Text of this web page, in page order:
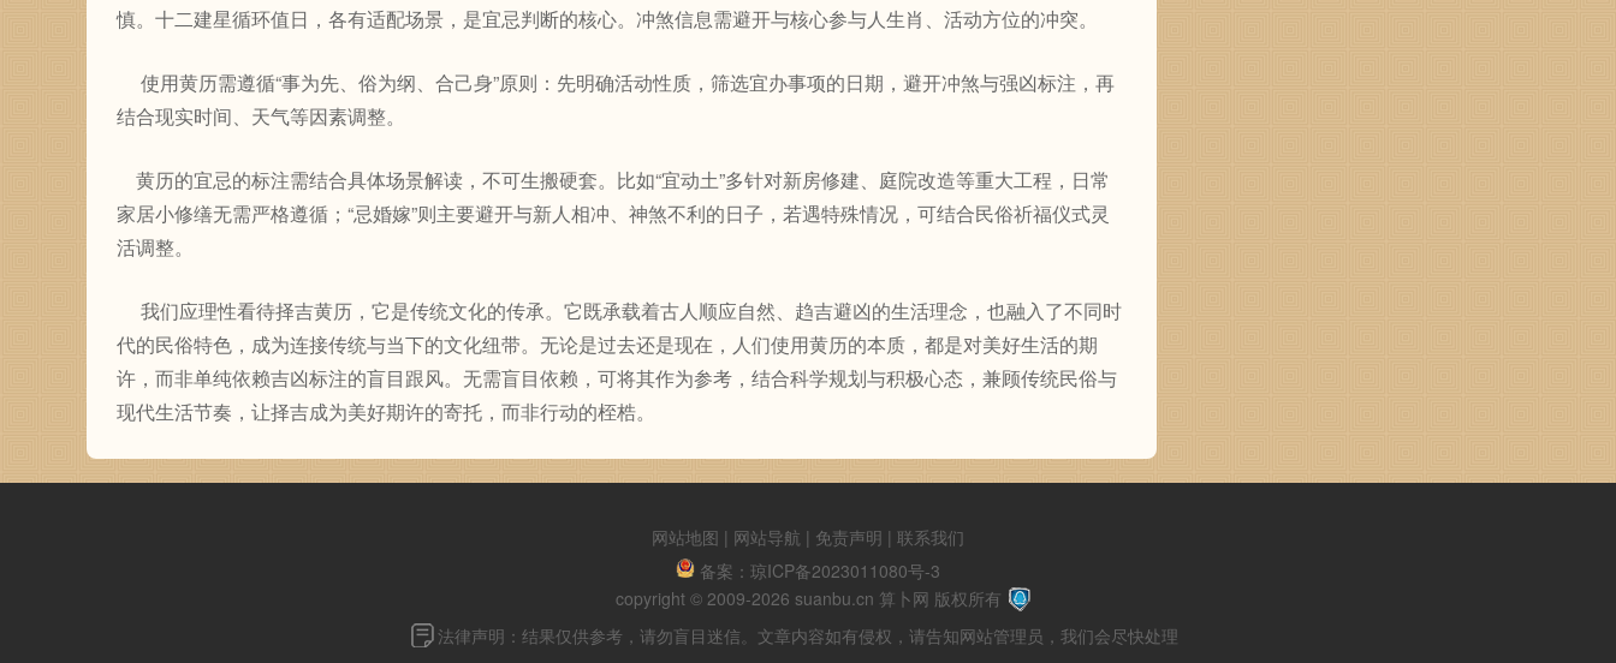
慎。十二建星循环值日，各有适配场景，是宜忌判断的核心。冲煞信息需避开与核心参与人生肖、活动方位的冲突。
使用黄历需遵循“事为先、俗为纲、合己身”原则：先明确活动性质，筛选宜办事项的日期，避开冲煞与强凶标注，再
结合现实时间、天气等因素调整。
黄历的宜忌的标注需结合具体场景解读，不可生搬硬套。比如“宜动土”多针对新房修建、庭院改造等重大工程，日常
家居小修缮无需严格遵循；“忌婚嫁”则主要避开与新人相冲、神煞不利的日子，若遇特殊情况，可结合民俗祈福仪式灵
活调整。
我们应理性看待择吉黄历，它是传统文化的传承。它既承载着古人顺应自然、趋吉避凶的生活理念，也融入了不同时
代的民俗特色，成为连接传统与当下的文化纽带。无论是过去还是现在，人们使用黄历的本质，都是对美好生活的期
许，而非单纯依赖吉凶标注的盲目跟风。无需盲目依赖，可将其作为参考，结合科学规划与积极心态，兼顾传统民俗与
现代生活节奏，让择吉成为美好期许的寄托，而非行动的桎梏。
网站地图 | 网站导航 | 免责声明 | 联系我们
备案： 琼ICP备2023011080号-3
copyright © 2009-2026 suanbu.cn 算卜网 版权所有
法律声明：结果仅供参考，请勿盲目迷信。文章内容如有侵权，请告知网站管理员，我们会尽快处理